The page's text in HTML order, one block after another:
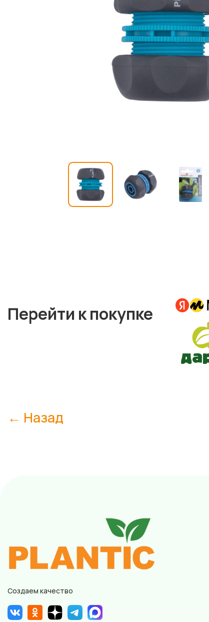
Перейти к покупке
← Назад
Создаем качество